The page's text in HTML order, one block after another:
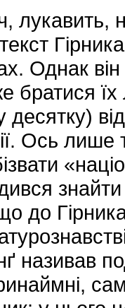
лукавить,
Однак
братися їх
десятку)
Ось
до
називав